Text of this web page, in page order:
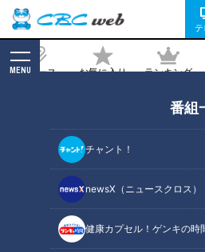
テ
ニュース お気に入り ランキング
MENU
番組
チャント！
newsX（ニュースクロス）
健康カプセル！ゲンキの時
ツを撃破～ドラゴンズ９
憶①～
2026/01/14 17:50